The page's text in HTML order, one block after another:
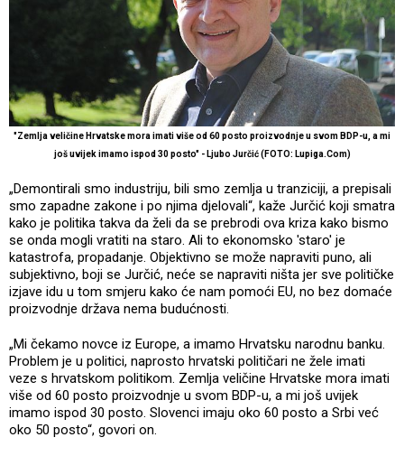
"Zemlja veličine Hrvatske mora imati više od 60 posto proizvodnje u svom BDP-u, a mi
još uvijek imamo ispod 30 posto" - Ljubo Jurčić (FOTO: Lupiga.Com)
„Demontirali smo industriju, bili smo zemlja u tranziciji, a prepisali
smo zapadne zakone i po njima djelovali“, kaže Jurčić koji smatra
kako je politika takva da želi da se prebrodi ova kriza kako bismo
se onda mogli vratiti na staro. Ali to ekonomsko 'staro' je
katastrofa, propadanje. Objektivno se može napraviti puno, ali
subjektivno, boji se Jurčić, neće se napraviti ništa jer sve političke
izjave idu u tom smjeru kako će nam pomoći EU, no bez domaće
proizvodnje država nema budućnosti.
„Mi čekamo novce iz Europe, a imamo Hrvatsku narodnu banku.
Problem je u politici, naprosto hrvatski političari ne žele imati
veze s hrvatskom politikom. Zemlja veličine Hrvatske mora imati
više od 60 posto proizvodnje u svom BDP-u, a mi još uvijek
imamo ispod 30 posto. Slovenci imaju oko 60 posto a Srbi već
oko 50 posto“, govori on.